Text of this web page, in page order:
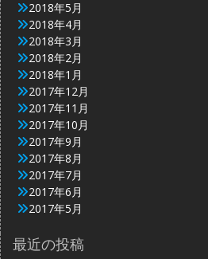
2018年5月
2018年4月
2018年3月
2018年2月
2018年1月
2017年12月
2017年11月
2017年10月
2017年9月
2017年8月
2017年7月
2017年6月
2017年5月
最近の投稿